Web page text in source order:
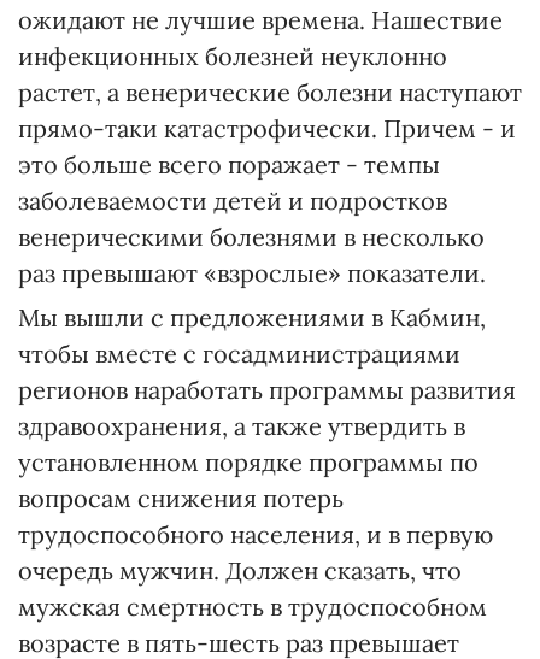
ожидают не лучшие времена. Нашествие
инфекционных болезней неуклонно
растет, а венерические болезни наступают
прямо-таки катастрофически. Причем - и
это больше всего поражает - темпы
заболеваемости детей и подростков
венерическими болезнями в несколько
раз превышают «взрослые» показатели.
Мы вышли с предложениями в Кабмин,
чтобы вместе с госадминистрациями
регионов наработать программы развития
здравоохранения, а также утвердить в
установленном порядке программы по
вопросам снижения потерь
трудоспособного населения, и в первую
очередь мужчин. Должен сказать, что
мужская смертность в трудоспособном
возрасте в пять-шесть раз превышает